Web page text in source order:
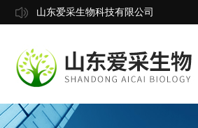
山东爱采生物科技有限公司